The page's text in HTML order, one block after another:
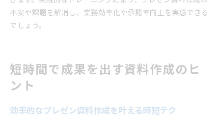
不安や課題を解消し、業務効率化や承認率向上を実感できる
でしょう。
短時間で成果を出す資料作成のヒ
ント
効率的なプレゼン資料作成を叶える時短テク